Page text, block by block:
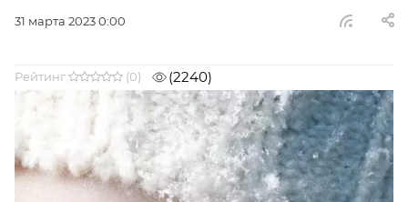
31 марта 2023 0:00
Рейтинг (0) (2240)